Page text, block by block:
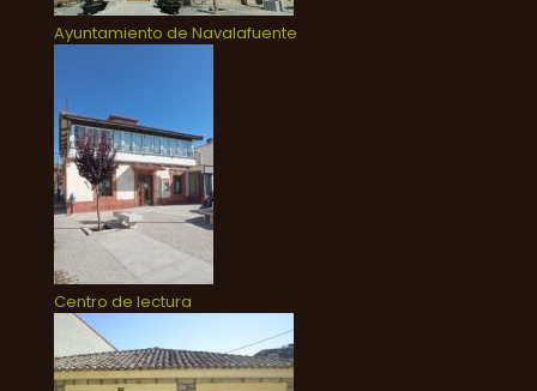
Ayuntamiento de Navalafuente
Centro de lectura